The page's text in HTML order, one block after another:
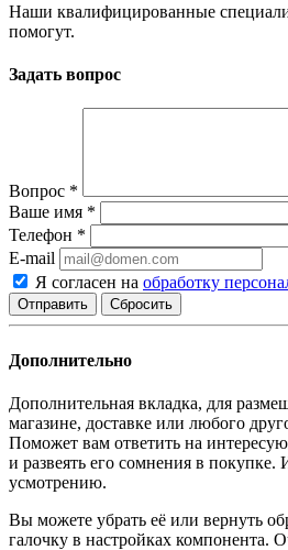
Наши квалифицированные
помогут.
Задать вопрос
Вопрос *
Ваше имя *
Телефон *
E-mail
Я согласен на обработку
Сбросить
Дополнительно
Дополнительная вкладка, для
магазине, доставке или любого
Поможет вам ответить на
и развеять его сомнения в покупке.
усмотрению.
Вы можете убрать её или вернуть
галочку в настройках компонента.